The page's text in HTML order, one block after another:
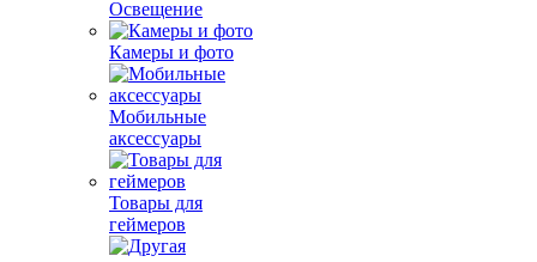
Освещение
Камеры и фото
Мобильные
аксессуары
Товары для
геймеров